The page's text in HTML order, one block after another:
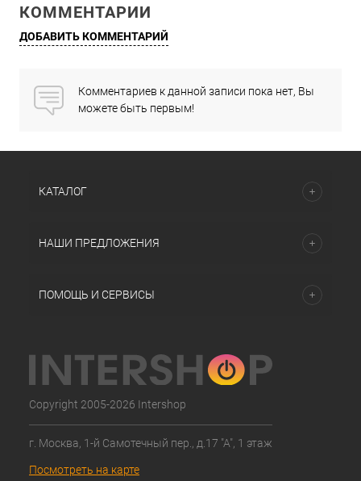
КОММЕНТАРИИ
ДОБАВИТЬ КОММЕНТАРИЙ
Комментариев к данной записи пока нет, Вы
можете быть первым!
КАТАЛОГ
НАШИ ПРЕДЛОЖЕНИЯ
ПОМОЩЬ И СЕРВИСЫ
Copyright 2005-2026 Intershop
г. Москва, 1-й Самотечный пер., д.17 "А", 1 этаж
Посмотреть на карте